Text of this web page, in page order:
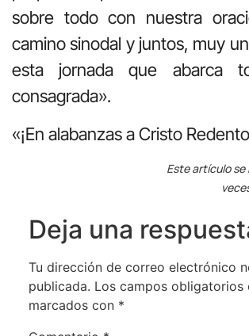
sobre todo con nuestra
camino sinodal y juntos, muy
esta jornada que abarca
consagrada».
«¡En alabanzas a Cristo
Este artículo se
Deja una
Tu dirección de correo electrónico
publicada. Los campos obligatorios
marcados con *